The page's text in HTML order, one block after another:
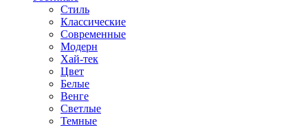
Стиль
Классические
Современные
Модерн
Хай-тек
Цвет
Белые
Венге
Светлые
Темные